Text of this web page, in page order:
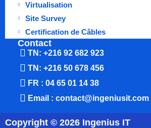
Virtualisation
Site Survey
Certification de Câbles
Contact
TN: +216 92 682 923
TN: +216 50 678 456
FR : 04 65 01 14 38
Email : contact@ingeniusit.com
Copyright © 2026 Ingenius IT